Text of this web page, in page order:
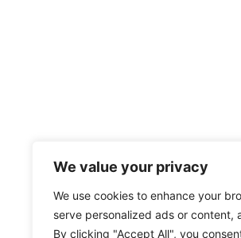
We value your privacy
We use cookies to enhance your
serve personalized ads or content,
By clicking "Accept All", you